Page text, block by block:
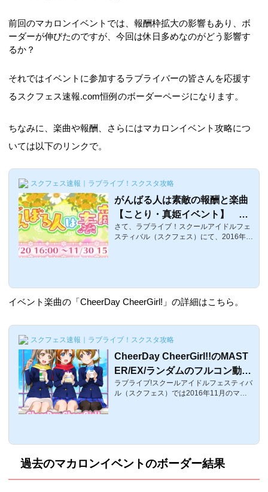
前回のマカロンイベントでは、報酬枠拡大の影響もあり、ボ
ーダーが伸びたのですが、今回は休日多めなのがどう影響す
るか？
それではイベントに参加するラブライバーの皆さんを応援す
るスクフェス速報.com恒例のボーダーページになります。
ちなみに、楽曲や報酬、さらにはマカロンイベント攻略につ
いては以下のリンクで。
スクフェス速報｜ラブライブ！スクスタ攻略
がんばる人は素敵の報酬と楽曲
【ことり・真姫イベント】 ラ
ブライブ！スクフェス
さて、ラブライブ！スクールアイドルフェ
スティバル（スクフェス）にて、2016年1
んの世界旅行編！そんなマカロンイベント
の「がんばる人は素敵」についての報酬や
楽曲などの情報です。というか、μ'sのマカ
わぷわ」以来約7ヶ月ぶりのイベントです
敵」詳細↑今...
イベント楽曲の「CheerDay CheerGirl!」の詳細はこちら。
スクフェス速報｜ラブライブ！スクスタ攻略
CheerDay CheerGirl!!のMAST
ER/EX/ランダムのフルコン動画
とコツ【ラブライブ！スクフェ
ス】
ラブライブ!スクールアイドルフェスティバ
ル（スクフェス）では2016年11月のマカ
いる「Printemps」の「CheerDay CheerGi
す。「CheerDay CheerGirl!!」詳細情報 曲
過去のマカロンイベントのボーダー結果